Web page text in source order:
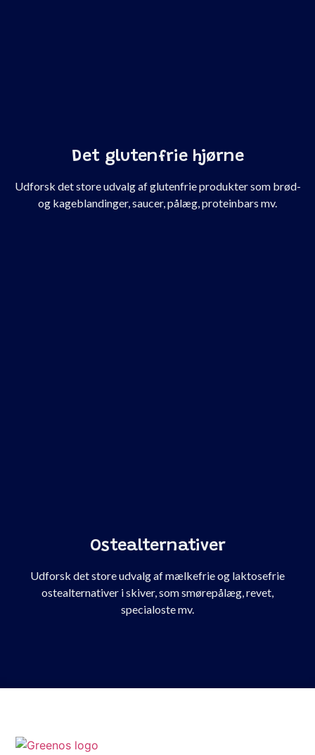
Det glutenfrie hjørne
Udforsk det store udvalg af glutenfrie produkter som brød-
og kageblandinger, saucer, pålæg, proteinbars mv.
Ostealternativer
Udforsk det store udvalg af mælkefrie og laktosefrie
ostealternativer i skiver, som smørepålæg, revet,
specialoste mv.